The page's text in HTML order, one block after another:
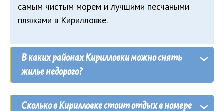
самым чистым морем и лучшими песчаными
пляжами в Кирилловке.
В каких районах Кирилловки можно снять
жилье недорого?
Недорогое жилье можно найтипрактически в
Сколько в Кирилловке стоит отдых в номере